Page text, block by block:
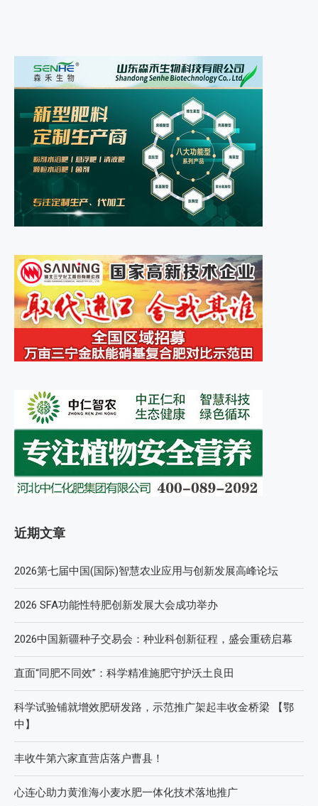
近期文章
2026第七届中国(国际)智慧农业应用与创新发展高峰论坛
2026 SFA功能性特肥创新发展大会成功举办
2026中国新疆种子交易会：种业科创新征程，盛会重磅启幕
直面“同肥不同效”：科学精准施肥守护沃土良田
科学试验铺就增效肥研发路，示范推广架起丰收金桥梁 【鄂
中】
丰收牛第六家直营店落户曹县！
心连心助力黄淮海小麦水肥一体化技术落地推广